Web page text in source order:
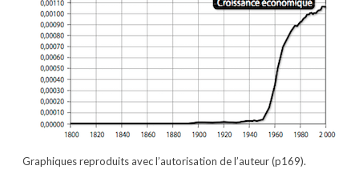
Graphiques reproduits avec l’autorisation de l’auteur (p169).